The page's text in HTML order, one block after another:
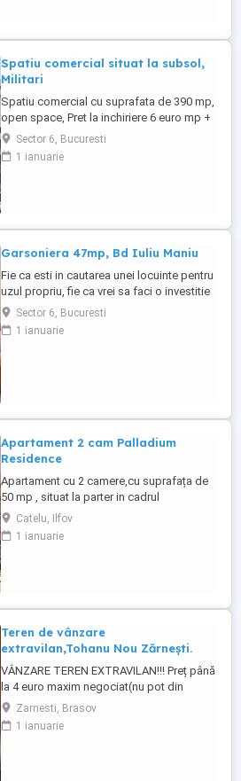
Spatiu comercial situat la subsol,
Militari
Spatiu comercial cu suprafata de 390 mp,
open space, Pret la inchiriere 6 euro mp +
T.V.A; Pret vanzare 331.500 euro + T.V.A
Este situat intr-o cladire din zona Militari,
construita in anul 2020 la etajul subsol.
Sector 6, Bucuresti
1 ianuarie
Garsoniera 47mp, Bd Iuliu Maniu
Fie ca esti in cautarea unei locuinte pentru
uzul propriu, fie ca vrei sa faci o investitie
inteligenta, un apartament cu doua
camere ramane una dintre cele mai viabile
optiuni pe care le ai la dispozitie. In
Sector 6, Bucuresti
1 ianuarie
Apartament 2 cam Palladium
Residence
Apartament cu 2 camere,cu suprafața de
50 mp , situat la parter in cadrul
complexului rezidențial Palladium
Residence ,Drumul Gura Calitei nr 4-32
scara B ,bloc 7, aproape de metroul
Catelu, Ilfov
1 ianuarie
Teren de vânzare
extravilan,Tohanu Nou Zărnești.
VÂNZARE TEREN EXTRAVILAN!!! Preț până
la 4 euro maxim negociat(nu pot din
aplicație să scriu 4euro mp) Teren
extravilan Râșnov, 3908 mp zonă superbă,
vedere spre munți! Aflat în apropiere de
Zarnesti, Brasov
1 ianuarie